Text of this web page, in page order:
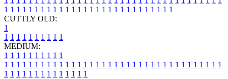
1 1 1 1 1 1 1 1 1 1 1 1 1 1 1 1 1 1 1 1 1 1 1 1 1 1 1 1
CUTTLY OLD:
1
1 1 1 1 1 1 1 1 1 1
MEDIUM:
1 1 1 1 1 1 1 1 1 1
1 1 1 1 1 1 1 1 1 1 1 1 1 1 1 1 1 1 1 1 1 1 1 1 1 1 1 1 1 1 1 1 1 1 1 1
1 1 1 1 1 1 1 1 1 1 1 1 1 1